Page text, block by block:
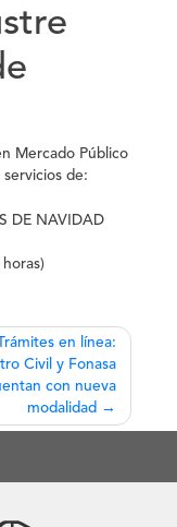
Mercado Público
de:
DE NAVIDAD
en línea:
Civil y Fonasa
con nueva
modalidad